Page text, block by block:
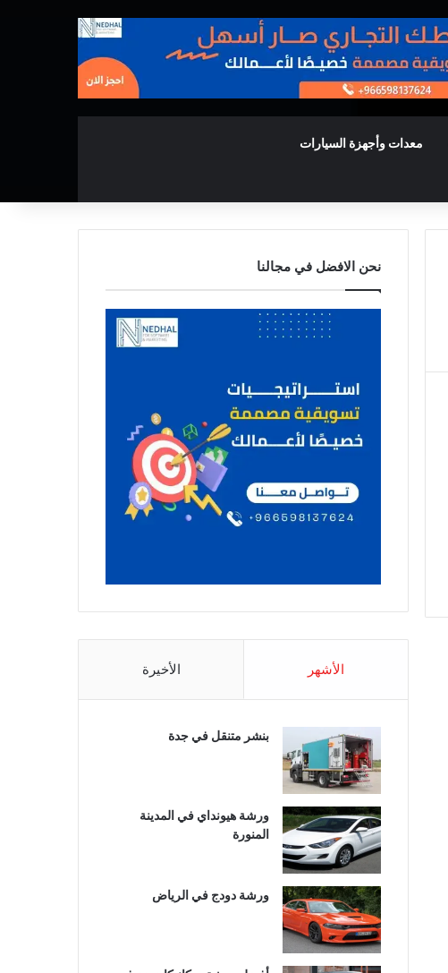
معدات وأجهزة السيارات
نحن الافضل في مجالنا
الأشهر الأخيرة
بنشر متنقل في جدة
ورشة هيونداي في المدينة
المنورة
ورشة دودج في الرياض